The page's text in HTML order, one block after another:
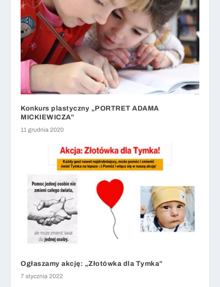
Konkurs plastyczny „PORTRET ADAMA
MICKIEWICZA”
11 grudnia 2020
Ogłaszamy akcję: „Złotówka dla Tymka”
7 stycznia 2022